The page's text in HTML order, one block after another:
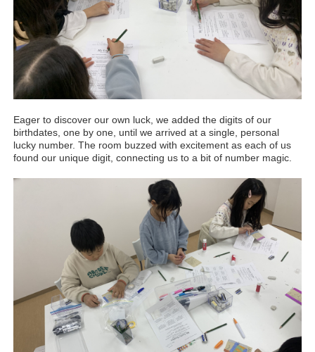
Eager to discover our own luck, we added the digits of our
birthdates, one by one, until we arrived at a single, personal
lucky number. The room buzzed with excitement as each of us
found our unique digit, connecting us to a bit of number magic.